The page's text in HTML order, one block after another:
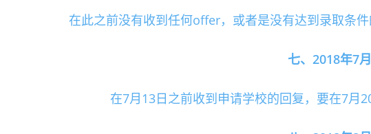
在此之前没有收到任何offer，或者是没有达到录取条
七、2018年7
在7月13日之前收到申请学校的回复，要在7月